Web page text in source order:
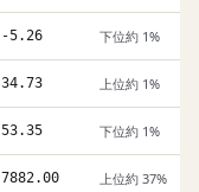
-5.26 下位約 1%
34.73 上位約 1%
53.35 下位約 1%
7882.00 上位約 37%